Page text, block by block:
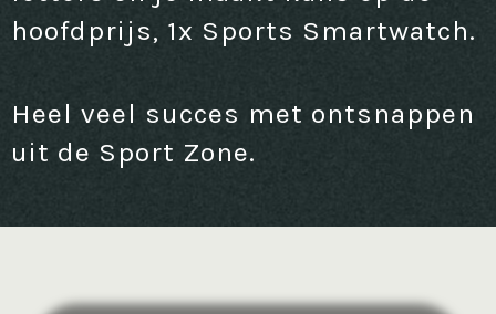
hoofdprijs, 1x Sports Smartwatch.
Heel veel succes met ontsnappen
uit de Sport Zone.